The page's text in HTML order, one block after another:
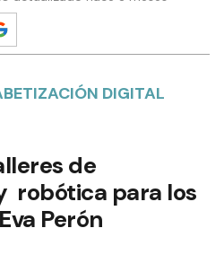
DIGITAL
de
robótica para los
Perón